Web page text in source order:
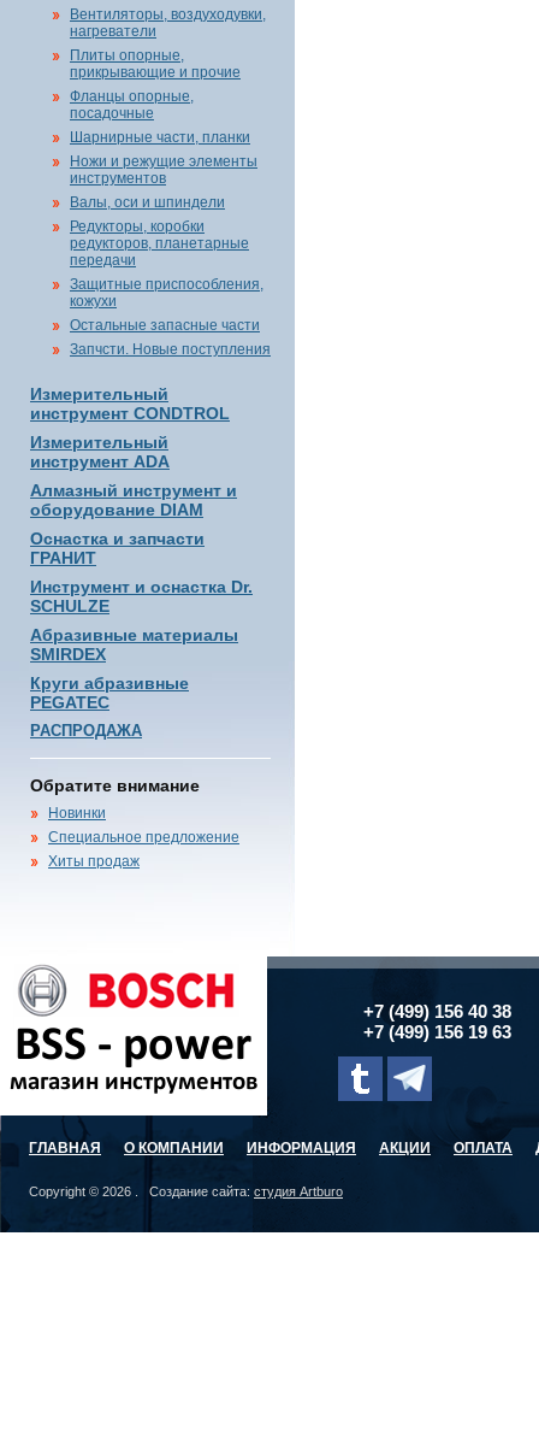
Вентиляторы, воздуходувки,
нагреватели
Плиты опорные,
прикрывающие и прочие
Фланцы опорные,
посадочные
Шарнирные части, планки
Ножи и режущие элементы
инструментов
Валы, оси и шпиндели
Редукторы, коробки
редукторов, планетарные
передачи
Защитные приспособления,
кожухи
Остальные запасные части
Запчсти. Новые поступления
Измерительный
инструмент CONDTROL
Измерительный
инструмент ADA
Алмазный инструмент и
оборудование DIAM
Оснастка и запчасти
ГРАНИТ
Инструмент и оснастка Dr.
SCHULZE
Абразивные материалы
SMIRDEX
Круги абразивные
PEGATEC
РАСПРОДАЖА
Обратите внимание
Новинки
Специальное предложение
Хиты продаж
+7 (499) 156 40 38
+7 (499) 156 19 63
ГЛАВНАЯ О КОМПАНИИ ИНФОРМАЦИЯ АКЦИИ ОПЛАТА
Copyright © 2026 . Создание сайта: студия Artburo